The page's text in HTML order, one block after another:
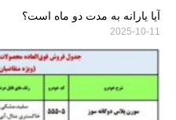
آیا یارانه به مدت دو ماه است؟
2025-10-11